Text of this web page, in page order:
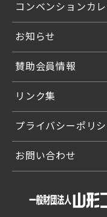
コンベンションカ
お知らせ
賛助会員情報
リンク集
プライバシーポリシ
お問い合わせ